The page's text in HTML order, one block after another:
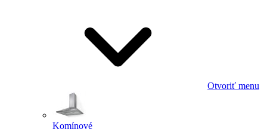
Otvoriť menu
Komínové